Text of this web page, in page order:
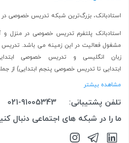
استادبانک، بزرگ‌ترین شبکه تدریس خصوصی در
استادبانک پلتفرم تدریس خصوصی در منزل و
مشغول فعالیت در این زمینه می باشد.تدریس
زبان انگلیسی و تدریس خصوصی
ابتدایی تا تدریس خصوصی پنجم ابتدایی) از
مشاهده بیشتر
تلفن پشتیبانی:
021-91005343
ما را در شبکه های اجتماعی دنبال